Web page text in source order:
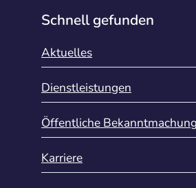
Schnell gefunden
Aktuelles
Dienstleistungen
Öffentliche
Karriere